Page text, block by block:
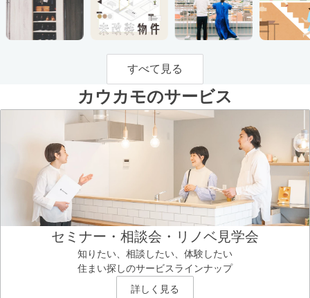
すべて見る
カウカモのサービス
セミナー・相談会・リノベ見学会
知りたい、相談したい、体験したい
住まい探しのサービスラインナップ
詳しく見る